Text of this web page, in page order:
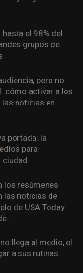
el 98% del
grupos de
pero no
cómo activar a los
noticias en
portada: la
para
ciudad
los resúmenes
las noticias de
de USA Today
llega al medio, el
a sus rutinas